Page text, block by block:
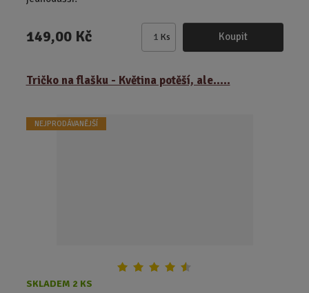
149,00 Kč
Z
n
Ks Koupit
Tričko na flašku - Květina potěší, ale.....
NEJPRODÁVANĚJŠÍ
SKLADEM 2 KS